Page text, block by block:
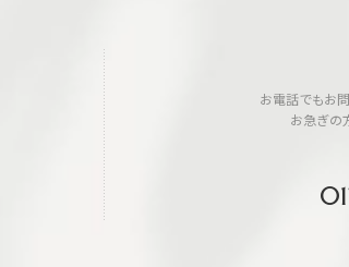
お電話でもお
お急ぎの